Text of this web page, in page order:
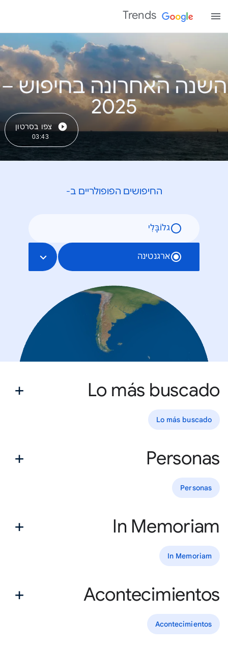
Trends
השנה האחרונה בחיפוש –
‏2025
צפו בסרטון
03:43
החיפושים הפופולריים ב-
גלוֹבָּלִי
ארגנטינה
Lo más buscado
Lo más buscado
Personas
Personas
In Memoriam
In Memoriam
Acontecimientos
Acontecimientos